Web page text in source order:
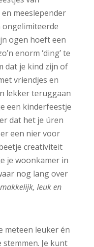
meeslepender
ongelimiteerde
ogen hoeft een
enorm ‘ding’ te
dat je kind zijn of
vriendjes en
lekker teruggaan
een kinderfeestje
dat het je úren
een nier voor
creativiteit
je woonkamer in
nog lang over
makkelijk, leuk en
meteen leuker én
Je kunt